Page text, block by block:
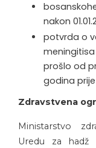
nakon
potvrda o
prošlo od
godina
Zdravstvena
Ministarstvo
Uredu za hadž